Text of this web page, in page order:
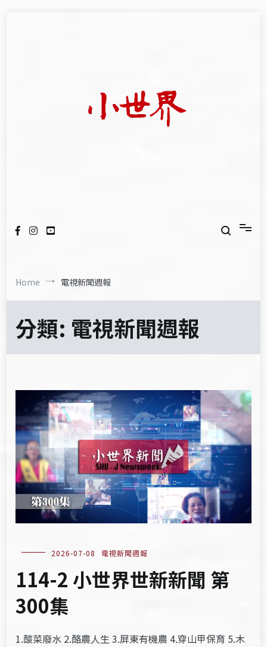
Home 電視新聞週報
分類: 電視新聞週報
2026-07-08 電視新聞週報
114-2 小世界世新新聞 第
300集
1.酸菜廢水 2.酪農人生 3.屏東有機農 4.穿山甲保育 5.木